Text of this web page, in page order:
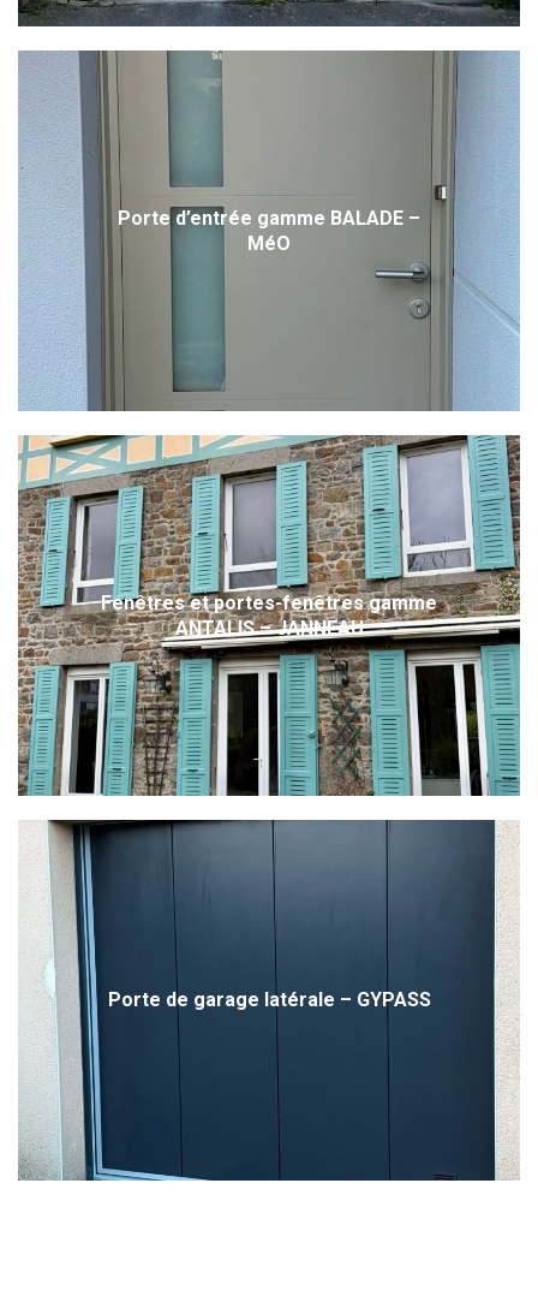
Porte d’entrée gamme BALADE –
MéO
Fenêtres et portes-fenêtres gamme
ANTALIS – JANNEAU
Porte de garage latérale – GYPASS